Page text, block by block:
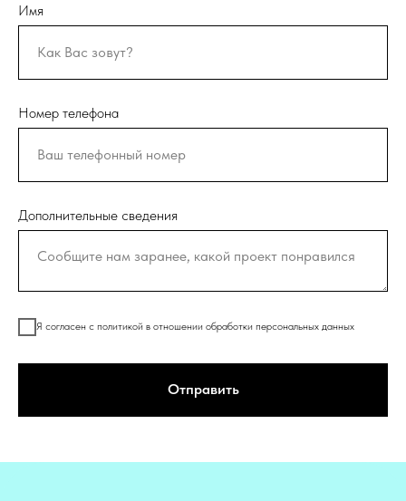
Имя
Номер телефона
Дополнительные сведения
Я согласен с политикой в отношении обработки персональных данных
Отправить